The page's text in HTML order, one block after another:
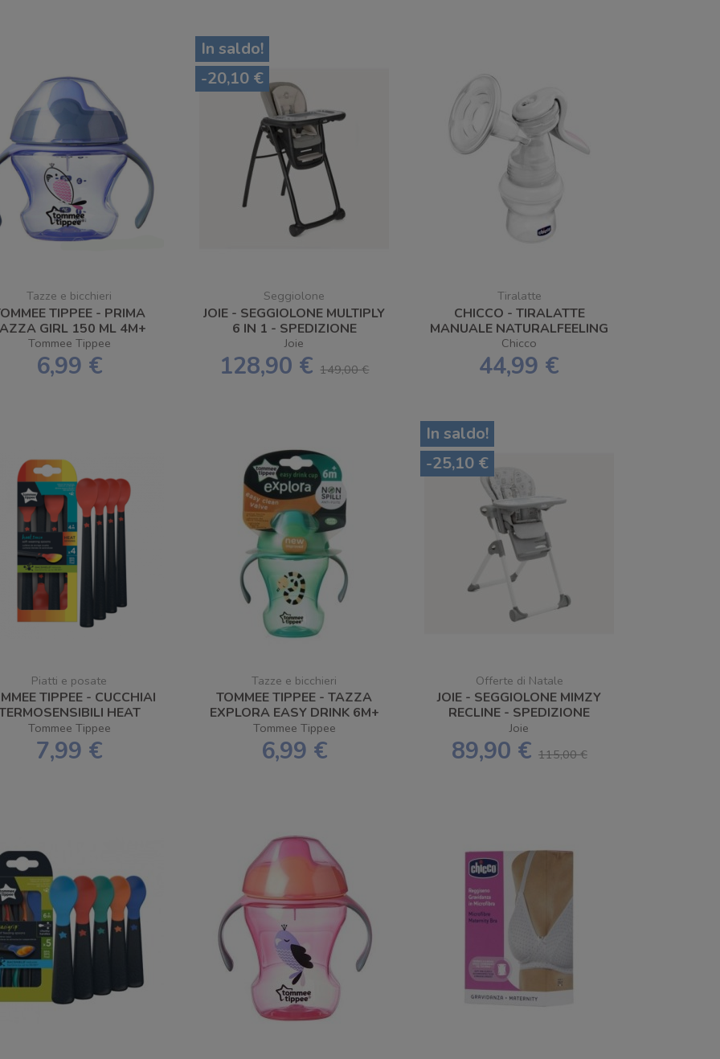
Tazze e bicchieri
TIPPEE - PRIMA
GIRL 150 ML 4M+
Tommee Tippee
6,99 €
In saldo!
-20,10 €
Seggiolone
JOIE - SEGGIOLONE MULTIPLY
6 IN 1 - SPEDIZIONE
GRATUITA
Joie
128,90 €149,00 €
Tiralatte
CHICCO - TIRALATTE
MANUALE NATURALFEELING
Chicco
44,99 €
Piatti e posate
TIPPEE - CUCCHIAI
HEAT
SENSE 3PZ
Tommee Tippee
7,99 €
Tazze e bicchieri
TOMMEE TIPPEE - TAZZA
EXPLORA EASY DRINK 6M+
BOY
Tommee Tippee
6,99 €
In saldo!
-25,10 €
Offerte di Natale
JOIE - SEGGIOLONE MIMZY
RECLINE - SPEDIZIONE
GRATUITA
Joie
89,90 € 115,00 €